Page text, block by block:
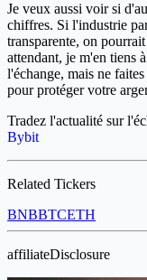
Je veux aussi voir si
chiffres. Si l'industrie
transparente, on
attendant, je m'en tiens
l'échange, mais ne
pour protéger votre
Tradez l'actualité sur
Bybit
Related Tickers
BNBBTCETH
affiliateDisclosure